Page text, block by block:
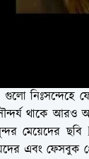
নিঃসন্দেহে
থাকে আরও
মেয়েদের
এবং ফেসবুক